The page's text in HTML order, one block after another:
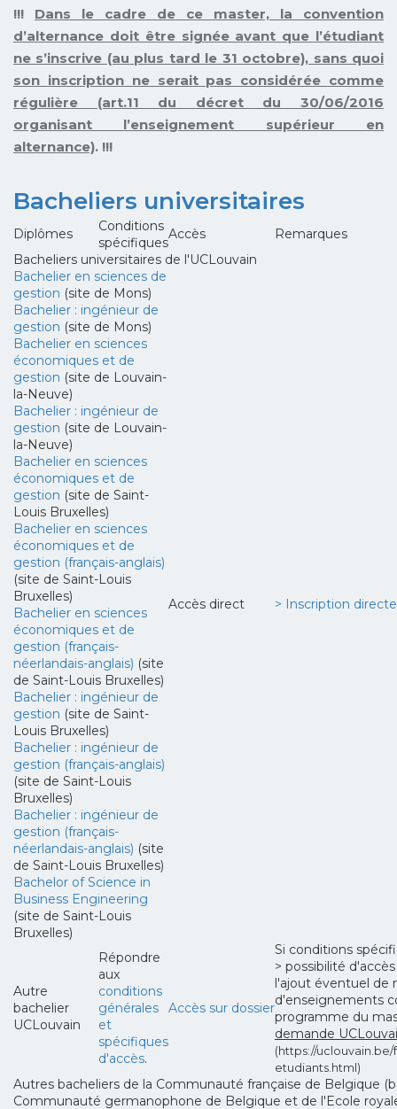
!!! Dans le cadre de ce master, la convention
d’alternance doit être signée avant que l’étudiant
ne s’inscrive (au plus tard le 31 octobre), sans quoi
son inscription ne serait pas considérée comme
régulière (art.11 du décret du 30/06/2016
organisant l’enseignement supérieur en
alternance). !!!
Bacheliers universitaires
Diplômes
Conditions
spécifiques
Accès
Remarques
Bacheliers universitaires de l'UCLouvain
Bachelier en sciences de
gestion (site de Mons)
Bachelier : ingénieur de
gestion (site de Mons)
Bachelier en sciences
économiques et de
gestion (site de Louvain-
la-Neuve)
Bachelier : ingénieur de
gestion (site de Louvain-
la-Neuve)
Bachelier en sciences
économiques et de
gestion (site de Saint-
Louis Bruxelles)
Bachelier en sciences
économiques et de
gestion (français-anglais)
(site de Saint-Louis
Bruxelles)
Bachelier en sciences
économiques et de
gestion (français-
néerlandais-anglais) (site
de Saint-Louis Bruxelles)
Bachelier : ingénieur de
gestion (site de Saint-
Louis Bruxelles)
Bachelier : ingénieur de
gestion (français-anglais)
(site de Saint-Louis
Bruxelles)
Bachelier : ingénieur de
gestion (français-
néerlandais-anglais) (site
de Saint-Louis Bruxelles)
Bachelor of Science in
Business Engineering
(site de Saint-Louis
Bruxelles)
Accès direct > Inscription
Autre
bachelier
UCLouvain
Répondre
aux
conditions
générales
et
spécifiques
d'accès.
Accès sur dossier
Si conditions
> possibilité
l'ajout éventuel de
d'enseignements
programme du
demande
(https://
etudiants.html)
Autres bacheliers de la Communauté française de Belgique
Communauté germanophone de Belgique et de l'Ecole